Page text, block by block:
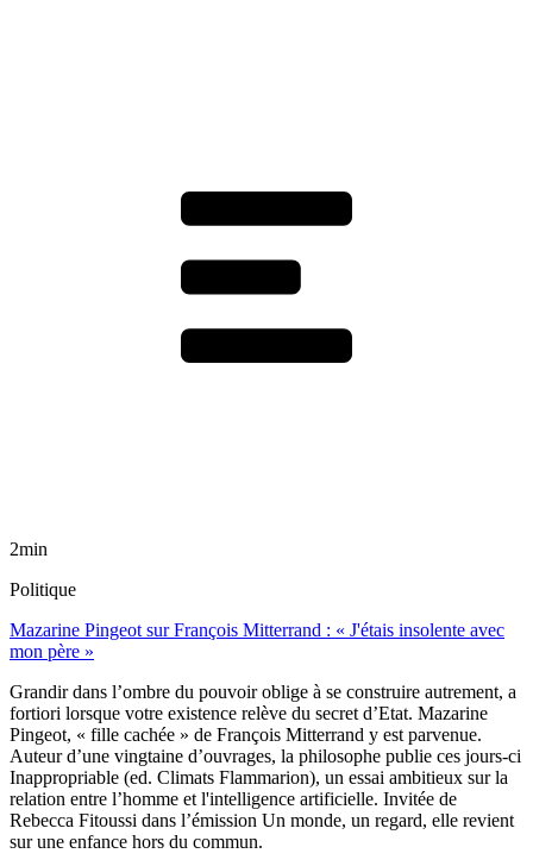
2min
Politique
Mazarine Pingeot sur François Mitterrand : « J'étais insolente avec
mon père »
Grandir dans l’ombre du pouvoir oblige à se construire autrement, a
fortiori lorsque votre existence relève du secret d’Etat. Mazarine
Pingeot, « fille cachée » de François Mitterrand y est parvenue.
Auteur d’une vingtaine d’ouvrages, la philosophe publie ces jours-ci
Inappropriable (ed. Climats Flammarion), un essai ambitieux sur la
relation entre l’homme et l'intelligence artificielle. Invitée de
Rebecca Fitoussi dans l’émission Un monde, un regard, elle revient
sur une enfance hors du commun.